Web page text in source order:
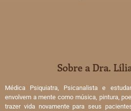
Sobre a Dra.
Médica Psiquiatra, Psicanalista e
envolvem a mente como música, pintura,
trazer vida novamente para seus